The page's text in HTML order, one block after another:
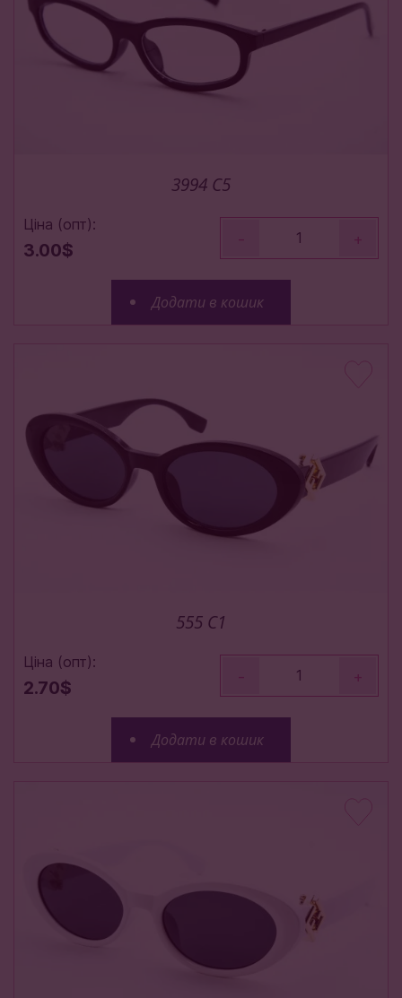
3994 C5
Ціна (опт):
3.00$
- +
Додати в кошик
555 C1
Ціна (опт):
2.70$
- +
Додати в кошик